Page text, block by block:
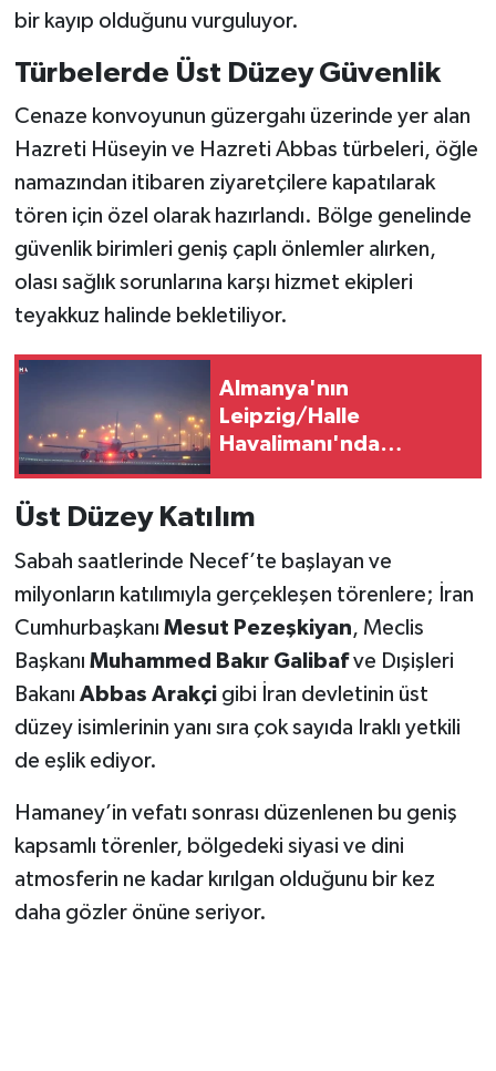
bir kayıp olduğunu vurguluyor.
Türbelerde Üst Düzey Güvenlik
Cenaze konvoyunun güzergahı üzerinde yer alan
Hazreti Hüseyin ve Hazreti Abbas türbeleri, öğle
namazından itibaren ziyaretçilere kapatılarak
tören için özel olarak hazırlandı. Bölge genelinde
güvenlik birimleri geniş çaplı önlemler alırken,
olası sağlık sorunlarına karşı hizmet ekipleri
teyakkuz halinde bekletiliyor.
Almanya'nın
Leipzig/Halle
Havalimanı'nda
Üst Düzey Katılım
Sabah saatlerinde Necef’te başlayan ve
milyonların katılımıyla gerçekleşen törenlere; İran
Cumhurbaşkanı Mesut Pezeşkiyan, Meclis
Başkanı Muhammed Bakır Galibafve Dışişleri
Bakanı Abbas Arakçigibi İran devletinin üst
düzey isimlerinin yanı sıra çok sayıda Iraklı yetkili
de eşlik ediyor.
Hamaney’in vefatı sonrası düzenlenen bu geniş
kapsamlı törenler, bölgedeki siyasi ve dini
atmosferin ne kadar kırılgan olduğunu bir kez
daha gözler önüne seriyor.